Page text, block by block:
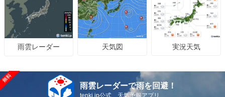
雨雲レーダー 天気図 実況天気
雨雲レーダーで雨を回避！
tenki.jp公式 天気予報アプリ